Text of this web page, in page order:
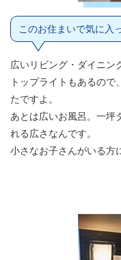
このお住まいで気に入
広いリビング・ダイニン
トップライトもあるの
たですよ。
あとは広いお風呂。一坪
れる広さなんです。
小さなお子さんがいる方